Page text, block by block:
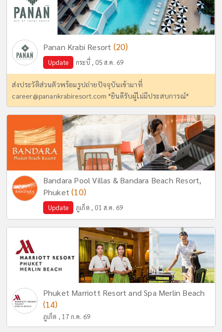
Panan Krabi Resort (20)
Update กระบี่ , 05 ส.ค. 69
ส่งประวัติส่วนตัวพร้อมรูปถ่ายปัจจุบันเข้ามาที่
career@panankrabiresort.com *ยินดีรับผู้ไม่มีประสบการณ์*
Bandara Pool Villas & Bandara Beach Resort,
Phuket(10)
Update ภูเก็ต , 01 ส.ค. 69
Phuket Marriott Resort and Spa Merlin Beach
(14)
ภูเก็ต , 17 ก.ค. 69